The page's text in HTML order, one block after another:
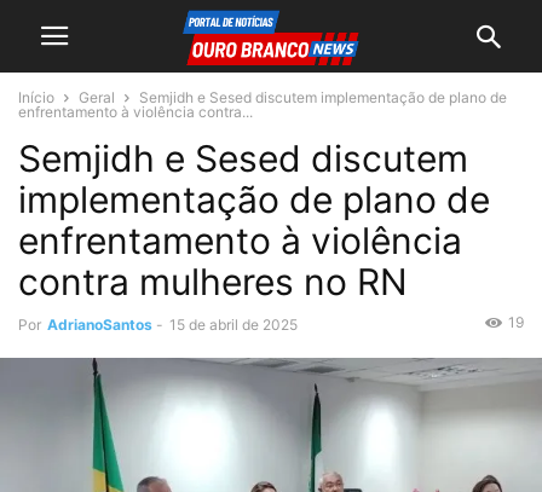
Início Geral
Semjidh e Sesed discutem implementação de plano de
enfrentamento à violência contra...
Semjidh e Sesed discutem
implementação de plano de
enfrentamento à violência
contra mulheres no RN
Por AdrianoSantos - 15 de abril de 2025 19